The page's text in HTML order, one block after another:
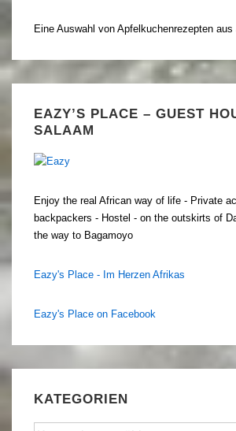
Eine Auswahl von Apfelkuchenrezepten aus
EAZY’S PLACE – GUEST
SALAAM
Enjoy the real African way of life - Private
backpackers - Hostel - on the outskirts of
the way to Bagamoyo
Eazy's Place - Im Herzen Afrikas
Eazy's Place on Facebook
KATEGORIEN